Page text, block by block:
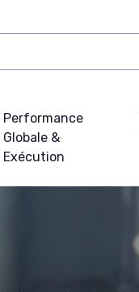
Performance
Globale &
Exécution